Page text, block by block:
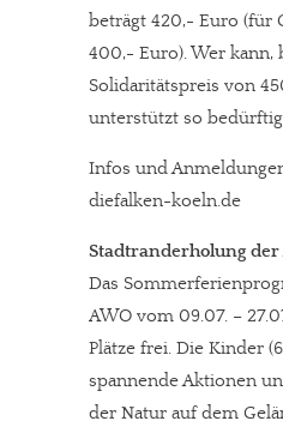
beträgt 420,- Euro (für
400,- Euro). Wer kann,
Solidaritätspreis von
unterstützt so
Infos und
diefalken-koeln.de
Stadtranderholung der
Das
AWO vom 09.07. –
Plätze frei. Die Kinder (6
spannende Aktionen
der Natur auf dem